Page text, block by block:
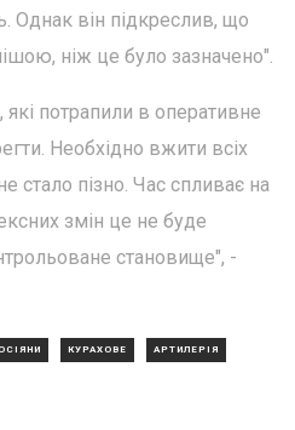
Однак він підкреслив, що
ніж це було зазначено".
потрапили в оперативне
Необхідно вжити всіх
стало пізно. Час спливає на
змін це не буде
становище", -
КУРАХОВЕ АРТИЛЕРІЯ